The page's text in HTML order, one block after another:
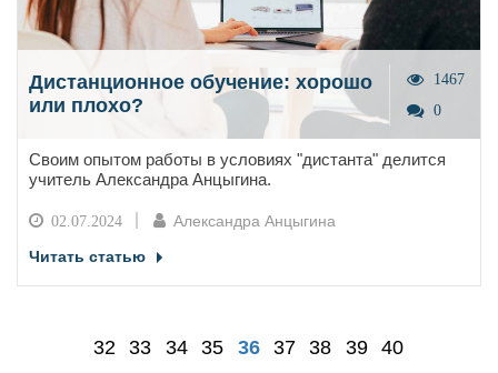
Дистанционное обучение: хорошо
или плохо?
1467
0
Своим опытом работы в условиях "дистанта" делится
учитель Александра Анцыгина.
02.07.2024
Александра Анцыгина
Читать статью
32 33 34 35 36 37 38 39 40